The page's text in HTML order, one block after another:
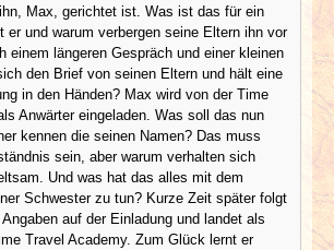
Max, gerichtet ist. Was ist das für ein
er und warum verbergen seine Eltern ihn vor
einem längeren Gespräch und einer kleinen
den Brief von seinen Eltern und hält eine
in den Händen? Max wird von der Time
Anwärter eingeladen. Was soll das nun
kennen die seinen Namen? Das muss
sein, aber warum verhalten sich
Und was hat das alles mit dem
Schwester zu tun? Kurze Zeit später folgt
auf der Einladung und landet als
Travel Academy. Zum Glück lernt er